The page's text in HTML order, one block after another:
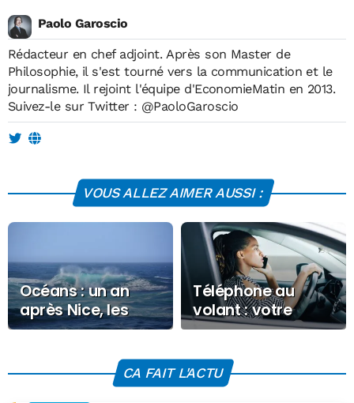
Paolo Garoscio
Rédacteur en chef adjoint. Après son Master de
Philosophie, il s'est tourné vers la communication et le
journalisme. Il rejoint l'équipe d'EconomieMatin en 2013.
Suivez-le sur Twitter : @PaoloGaroscio
VOUS ALLEZ AIMER AUSSI :
Océans : un an
après Nice, les
scientifiques
Téléphone au
volant : votre
permis pourra
CA FAIT L'ACTU